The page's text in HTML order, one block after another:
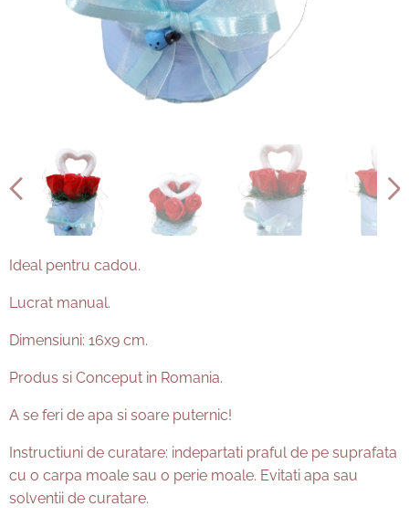
Ideal pentru cadou.
Lucrat manual.
Dimensiuni: 16x9 cm.
Produs si Conceput in Romania.
A se feri de apa si soare puternic!
Instructiuni de curatare: indepartati praful de pe suprafata
cu o carpa moale sau o perie moale. Evitati apa sau
solventii de curatare.